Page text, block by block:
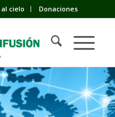
cielo Donaciones